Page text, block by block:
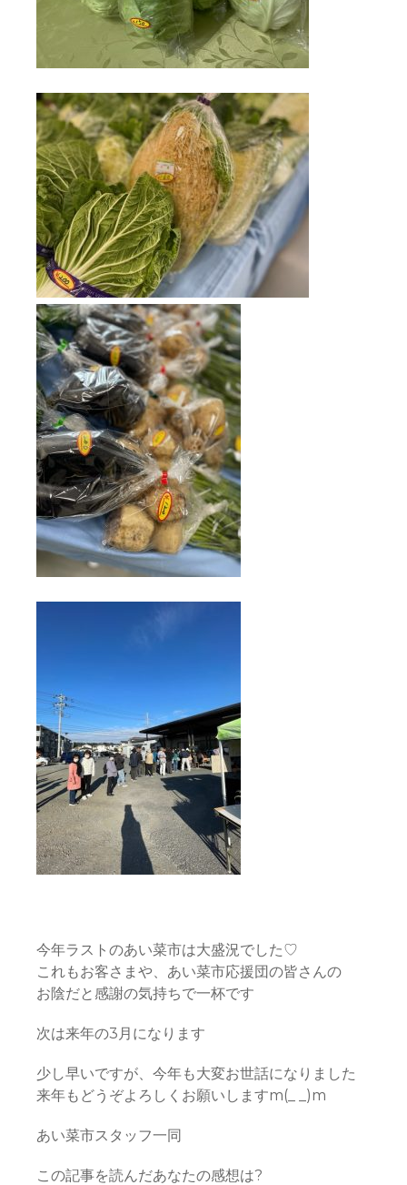
今年ラストのあい菜市は大盛況でした♡
これもお客さまや、あい菜市応援団の皆さんの
お陰だと感謝の気持ちで一杯です
次は来年の3月になります
少し早いですが、今年も大変お世話になりました
来年もどうぞよろしくお願いしますm(_ _)m
あい菜市スタッフ一同
この記事を読んだあなたの感想は?